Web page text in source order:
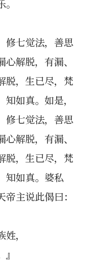
修七觉法，善思
解脱，有漏、
脱，生已尽，梵
如真。如是，
修七觉法，善思
解脱，有漏、
脱，生已尽，梵
知如真。婆私
主说此偈曰：
，